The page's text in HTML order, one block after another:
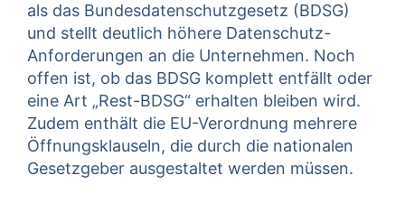
als das Bundesdatenschutzgesetz (BDSG)
und stellt deutlich höhere Datenschutz-
Anforderungen an die Unternehmen. Noch
offen ist, ob das BDSG komplett entfällt oder
eine Art „Rest-BDSG“ erhalten bleiben wird.
Zudem enthält die EU-Verordnung mehrere
Öffnungsklauseln, die durch die nationalen
Gesetzgeber ausgestaltet werden müssen.